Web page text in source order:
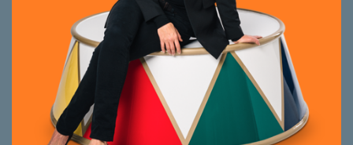
lang Vermarktung, Erstvermietung und
Bewirtschaftung von Wohn- und
Geschäftsliegenschaften; Aus- und
Weiterbildung zur diplomierten
Sporttherapeutin
Mit Understatement immer auf dem Punkt.
Pflichtbewusst, hilfsbereit, kollegial. Dazu mit